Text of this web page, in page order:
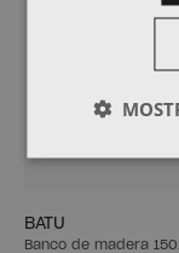
BATU
Banco de madera